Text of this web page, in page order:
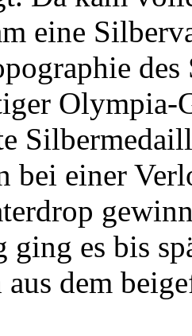
eine
Olympia-
bei einer
ging es bis
aus dem